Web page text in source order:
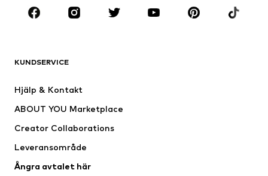
KLÄDER
Jackor
Badkläder
Tillfällen
Upcycling
KUNDSERVICE
Hjälp & Kontakt
ABOUT YOU Marketplace
Creator Collaborations
Leveransområde
Ångra avtalet här